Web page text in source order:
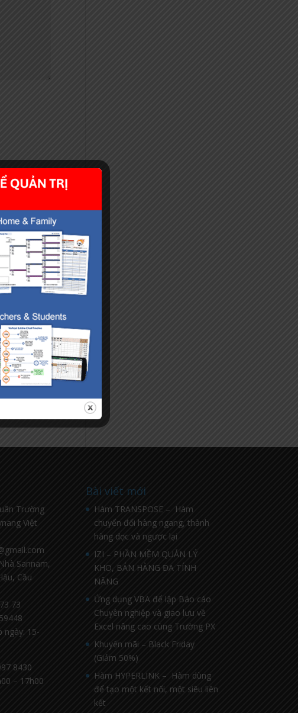
Trường
Việt
Sannam,
Cầu
73
ngày: 15-
8430
– 17h00
Bài viết mới
Hàm TRANSPOSE – Hàm
chuyển đổi hàng ngang, thành
hàng dọc và ngược lại
IZI – PHẦN MỀM QUẢN LÝ
KHO, BÁN HÀNG ĐA TÍNH
NĂNG
Ứng dụng VBA để lập Báo cáo
Chuyên nghiệp và giao lưu về
Excel nâng cao cùng Trường PX
Khuyến mãi – Black Friday
(Giảm 50%)
Hàm HYPERLINK – Hàm dùng
để tạo một kết nối, một siêu liên
kết